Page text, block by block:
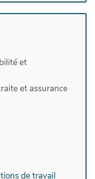
être, donner
ne faire que du sur-mesure.
sa
et
et assurance
de travail